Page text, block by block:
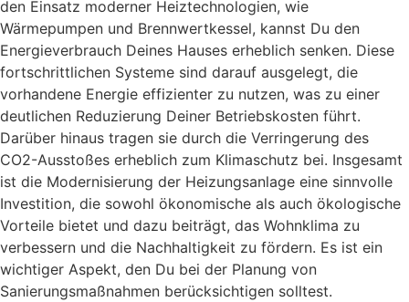
den Einsatz moderner Heiztechnologien, wie
Wärmepumpen und Brennwertkessel, kannst Du den
Energieverbrauch Deines Hauses erheblich senken. Diese
fortschrittlichen Systeme sind darauf ausgelegt, die
vorhandene Energie effizienter zu nutzen, was zu einer
deutlichen Reduzierung Deiner Betriebskosten führt.
Darüber hinaus tragen sie durch die Verringerung des
CO2-Ausstoßes erheblich zum Klimaschutz bei. Insgesamt
ist die Modernisierung der Heizungsanlage eine sinnvolle
Investition, die sowohl ökonomische als auch ökologische
Vorteile bietet und dazu beiträgt, das Wohnklima zu
verbessern und die Nachhaltigkeit zu fördern. Es ist ein
wichtiger Aspekt, den Du bei der Planung von
Sanierungsmaßnahmen berücksichtigen solltest.